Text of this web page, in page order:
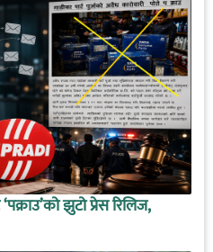
झुटो प्रेस रिलिज,